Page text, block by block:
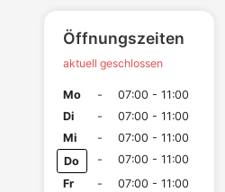
Öffnungszeiten
aktuell geschlossen
Mo -
07:00 - 11:00
Di
-
07:00 - 11:00
Mi
-
07:00 - 11:00
Do
-
07:00 - 11:00
Fr
-
07:00 - 11:00